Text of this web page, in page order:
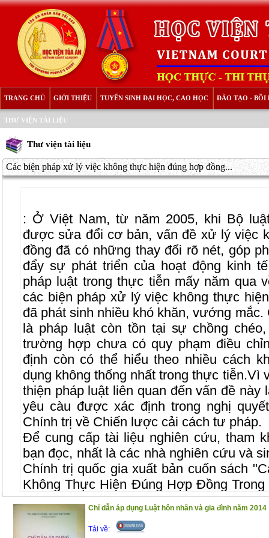
TRANG CHỦ GIỚI THIỆU TUYỂN SINH ĐẠI HỌC, CAO HỌC ĐÀO TẠO - BỒI
THƯ VIỆN TÀI LIỆU
Thư viện tài liệu
Các biện pháp xử lý việc không thực hiện đúng hợp đồng...
: Ở Việt Nam, từ năm 2005, khi Bộ
được sửa đổi cơ bản, vấn đề xử lý việc
đồng đã có những thay đổi rõ nét, góp
đẩy sự phát triển của hoạt động kinh
pháp luật trong thực tiễn mấy năm qua
các biện pháp xử lý việc không thực
đã phát sinh nhiều khó khăn, vướng mắc.
là pháp luật còn tồn tại sự chồng
trường hợp chưa có quy phạm điều
định còn có thể hiểu theo nhiều cách
dụng không thống nhất trong thực tiễn.Vì
thiện pháp luật liên quan đến vấn đề này
yêu càu được xác định trong nghị
Chính trị về Chiến lược cải cách tư pháp.
Để cung cấp tài liệu nghiên cứu, tham
bạn đọc, nhất là các nhà nghiên cứu và
Chính trị quốc gia xuất bản cuốn sách "
Không Thực Hiện Đúng Hợp Đồng Trong
TS. Đỗ Văn Đại. Nội dung của cuốn
từ kết quả nghiên cứu của đề tài khoa
cuốn sách được trình bày một cách có
Chỉ dẫn áp dụng Luật hôn nhân và gia đình năm 2014
Tải về: